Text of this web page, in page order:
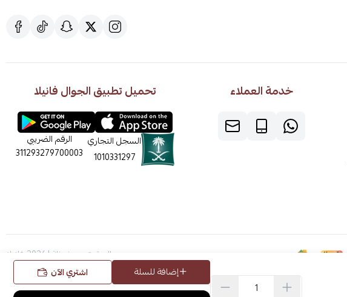
إضافة للسلة اشتري الآن
خدمة العملاء تحميل تطبيق الجوال فانيلا
السجل التجاري
1010331297
الرقم الضريبي
311293279700003
الحقوق محفوظة | 2026 فانيلا